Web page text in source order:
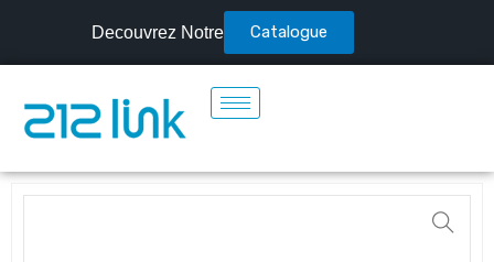
Decouvrez Notre Catalogue